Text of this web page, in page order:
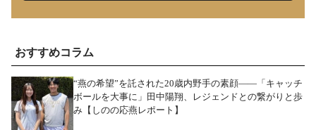
おすすめコラム
“燕の希望”を託された20歳内野手の素顔――「キャッチ
ボールを大事に」田中陽翔、レジェンドとの繋がりと歩
み【しのの応燕レポート】